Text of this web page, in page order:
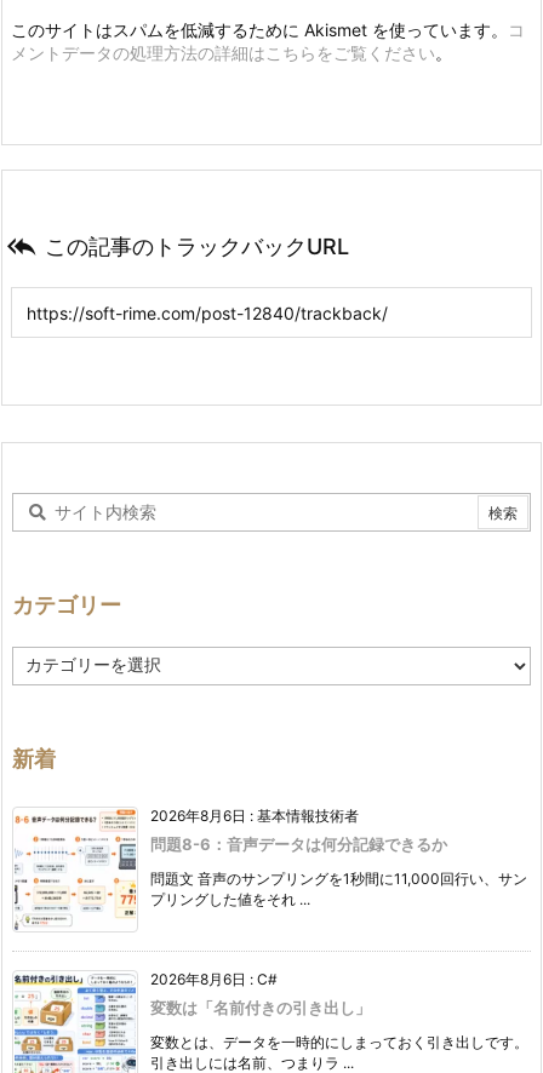
このサイトはスパムを低減するために Akismet を使っています。
コ
メントデータの処理方法の詳細はこちらをご覧ください。
 この記事のトラックバックURL
カテゴリー
テ
ー
新着
2026年8月6日 : 基本情報技術者
問題8-6：音声データは何分記録できるか
問題文 音声のサンプリングを1秒間に11,000回行い、サン
プリングした値をそれ ...
2026年8月6日 : C#
変数は「名前付きの引き出し」
変数とは、データを一時的にしまっておく引き出しです。
引き出しには名前、つまりラ ...